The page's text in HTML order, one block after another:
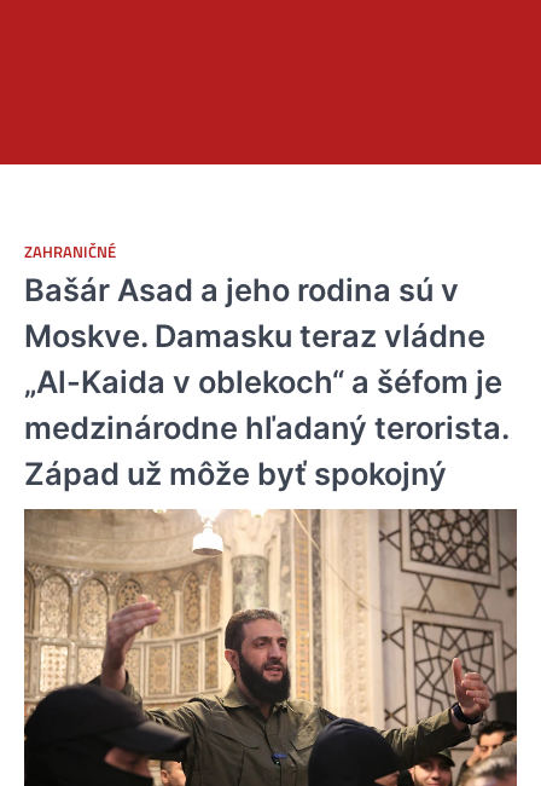
ZAHRANIČNÉ
Bašár Asad a jeho rodina sú v
Moskve. Damasku teraz vládne
„Al-Kaida v oblekoch“ a šéfom je
medzinárodne hľadaný terorista.
Západ už môže byť spokojný